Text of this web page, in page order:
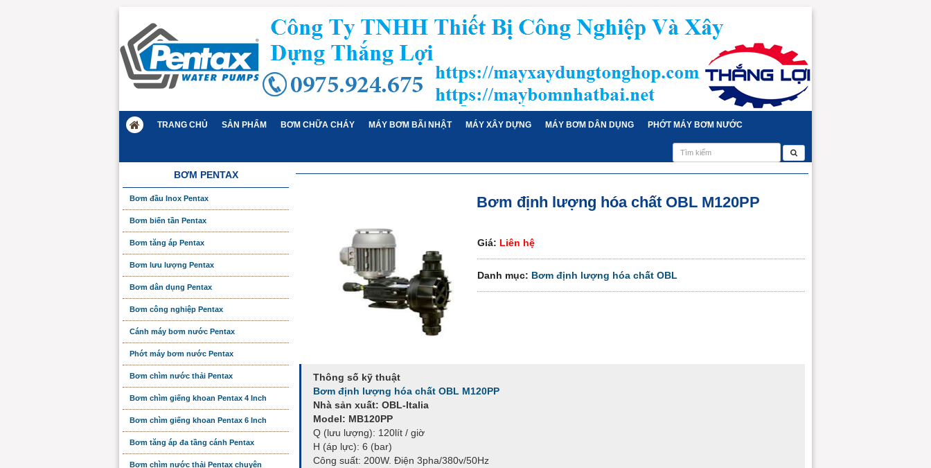
TRANG CHỦ SẢN PHẨM BƠM CHỮA CHÁY MÁY BƠM BÃI NHẬT MÁY XÂY DỰNG MÁY BƠM DÂN DỤNG PHỚT MÁY BƠM NƯỚC
Bơm định lượng hóa chất OBL M120PP
Giá: Liên hệ
Danh mục: Bơm định lượng hóa chất OBL
Thông số kỹ thuật
Bơm định lượng hóa chất OBL M120PP
Nhà sản xuất: OBL-Italia
Model: MB120PP
Q (lưu lượng): 120lít / giờ
H (áp lực): 6 (bar)
Công suất: 200W. Điện 3pha/380v/50Hz
BƠM PENTAX
Bơm đầu Inox Pentax
Bơm biến tần Pentax
Bơm tăng áp Pentax
Bơm lưu lượng Pentax
Bơm dân dụng Pentax
Bơm công nghiệp Pentax
Cánh máy bơm nước Pentax
Phớt máy bơm nước Pentax
Bơm chìm nước thải Pentax
Bơm chìm giếng khoan Pentax 4 Inch
Bơm chìm giếng khoan Pentax 6 Inch
Bơm tăng áp đa tầng cánh Pentax
Bơm chìm nước thải Pentax chuyên